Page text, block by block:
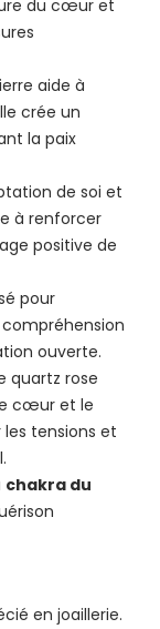
du cœur et
aide à
crée un
la paix
de soi et
à renforcer
positive de
pour
ouverte.
quartz rose
cœur et le
tensions et
chakra du
en joaillerie.